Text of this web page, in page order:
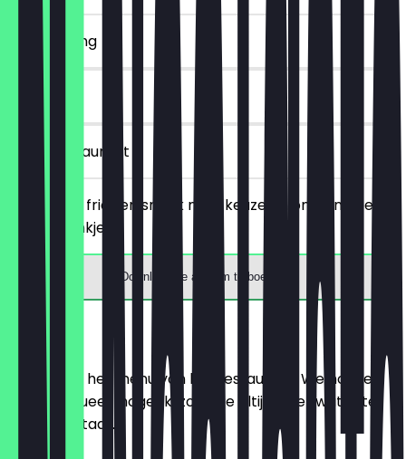
~€ 4 korting
90 dagen
in het restaurant
Bestel een friet en snack naar keuze en ontvang een
gratis drankje.
Download de app om te boeken
Hier vind je het menu van het restaurant. We houden
het zo actueel mogelijk, zodat je altijd weet wat je te
wachten staat.